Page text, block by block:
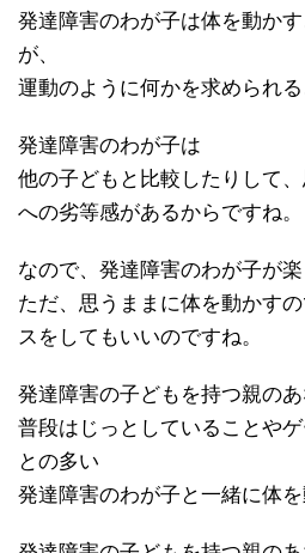
発達障害のわが子は体を動か
が、
運動のように何かを求められる
発達障害のわが子は
他の子どもと比較したりして
への劣等感があるからですね。
なので、発達障害のわが子が楽
ただ、思うままに体を動かす
スをしてもいいのですね。
発達障害の子どもを持つ親の
普段はじっとしていることや
との多い
発達障害のわが子と一緒に体を